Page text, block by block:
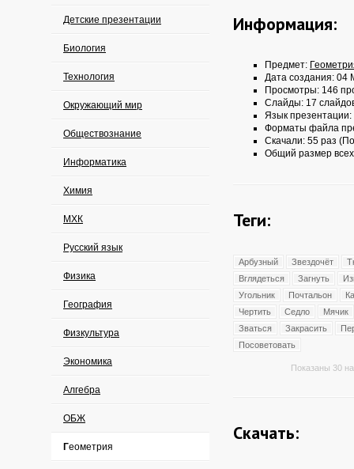
Детские презентации
Биология
Технология
Окружающий мир
Обществознание
Информатика
Химия
МХК
Русский язык
Физика
География
Физкультура
Экономика
Алгебра
ОБЖ
Геометрия
Информация:
Предмет:
Дата создания: 04
Просмотры: 146
Слайды: 17
Язык презентации:
Форматы файла
Скачали: 55 раз
Общий размер
Теги:
Арбузный Звездочёт
Вглядеться
Загнуть
Угольник
Почтальон
Чертить
Седло
Мячик
Зваться
Закрасить
Посоветовать
Показаны 30
Скачать: